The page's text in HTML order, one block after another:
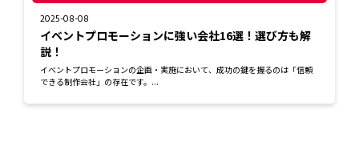
2025-08-08
イベントプロモーションに強い会社16選！選び方も解
説！
イベントプロモーションの企画・実施において、成功の鍵を握るのは「信頼
できる制作会社」の存在です。...